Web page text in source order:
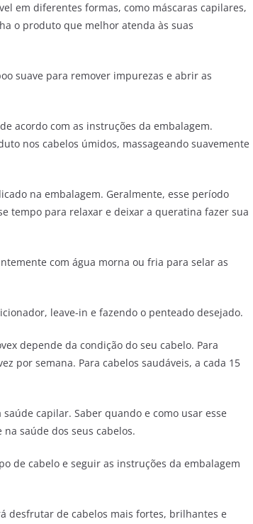
em diferentes formas, como máscaras capilares,
o produto que melhor atenda às suas
suave para remover impurezas e abrir as
acordo com as instruções da embalagem.
nos cabelos úmidos, massageando suavemente
na embalagem. Geralmente, esse período
tempo para relaxar e deixar a queratina fazer sua
com água morna ou fria para selar as
leave-in e fazendo o penteado desejado.
depende da condição do seu cabelo. Para
por semana. Para cabelos saudáveis, a cada 15
capilar. Saber quando e como usar esse
saúde dos seus cabelos.
de cabelo e seguir as instruções da embalagem
desfrutar de cabelos mais fortes, brilhantes e